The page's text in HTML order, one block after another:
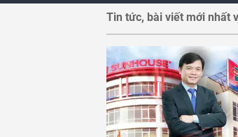
Tin tức, bài viết mới nhất